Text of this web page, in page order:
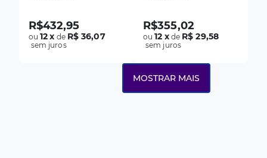
R$432,95
ou12x de R$ 36,07
sem juros
R$355,02
ou12 xde R$ 29,58
sem juros
MOSTRAR MAIS